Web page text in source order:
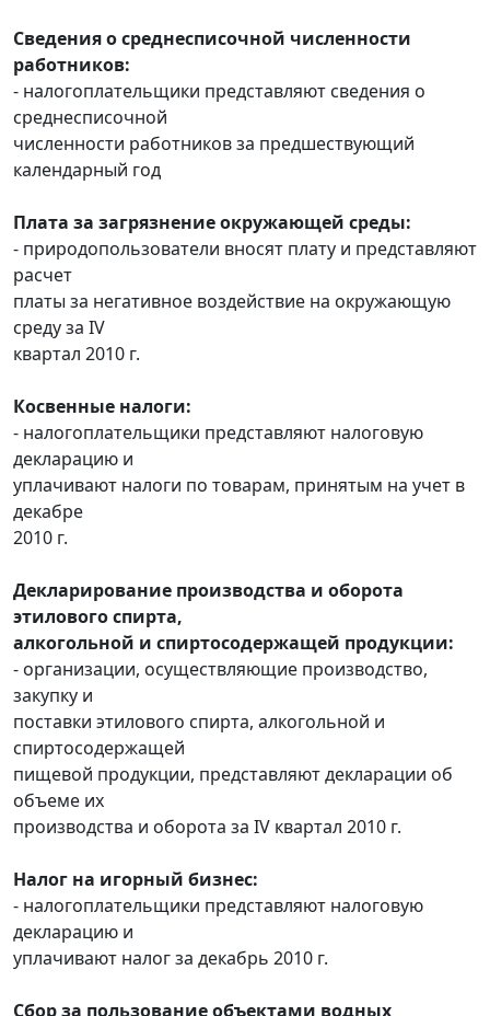
Сведения о среднесписочной численности
работников:
- налогоплательщики представляют сведения о
среднесписочной
численности работников за предшествующий
календарный год
Плата за загрязнение окружающей среды:
- природопользователи вносят плату и представляют
расчет
платы за негативное воздействие на окружающую
среду за IV
квартал 2010 г.
Косвенные налоги:
- налогоплательщики представляют налоговую
декларацию и
уплачивают налоги по товарам, принятым на учет в
декабре
2010 г.
Декларирование производства и оборота
этилового спирта,
алкогольной и спиртосодержащей продукции:
- организации, осуществляющие производство,
закупку и
поставки этилового спирта, алкогольной и
спиртосодержащей
пищевой продукции, представляют декларации об
объеме их
производства и оборота за IV квартал 2010 г.
Налог на игорный бизнес:
- налогоплательщики представляют налоговую
декларацию и
уплачивают налог за декабрь 2010 г.
Сбор за пользование объектами водных